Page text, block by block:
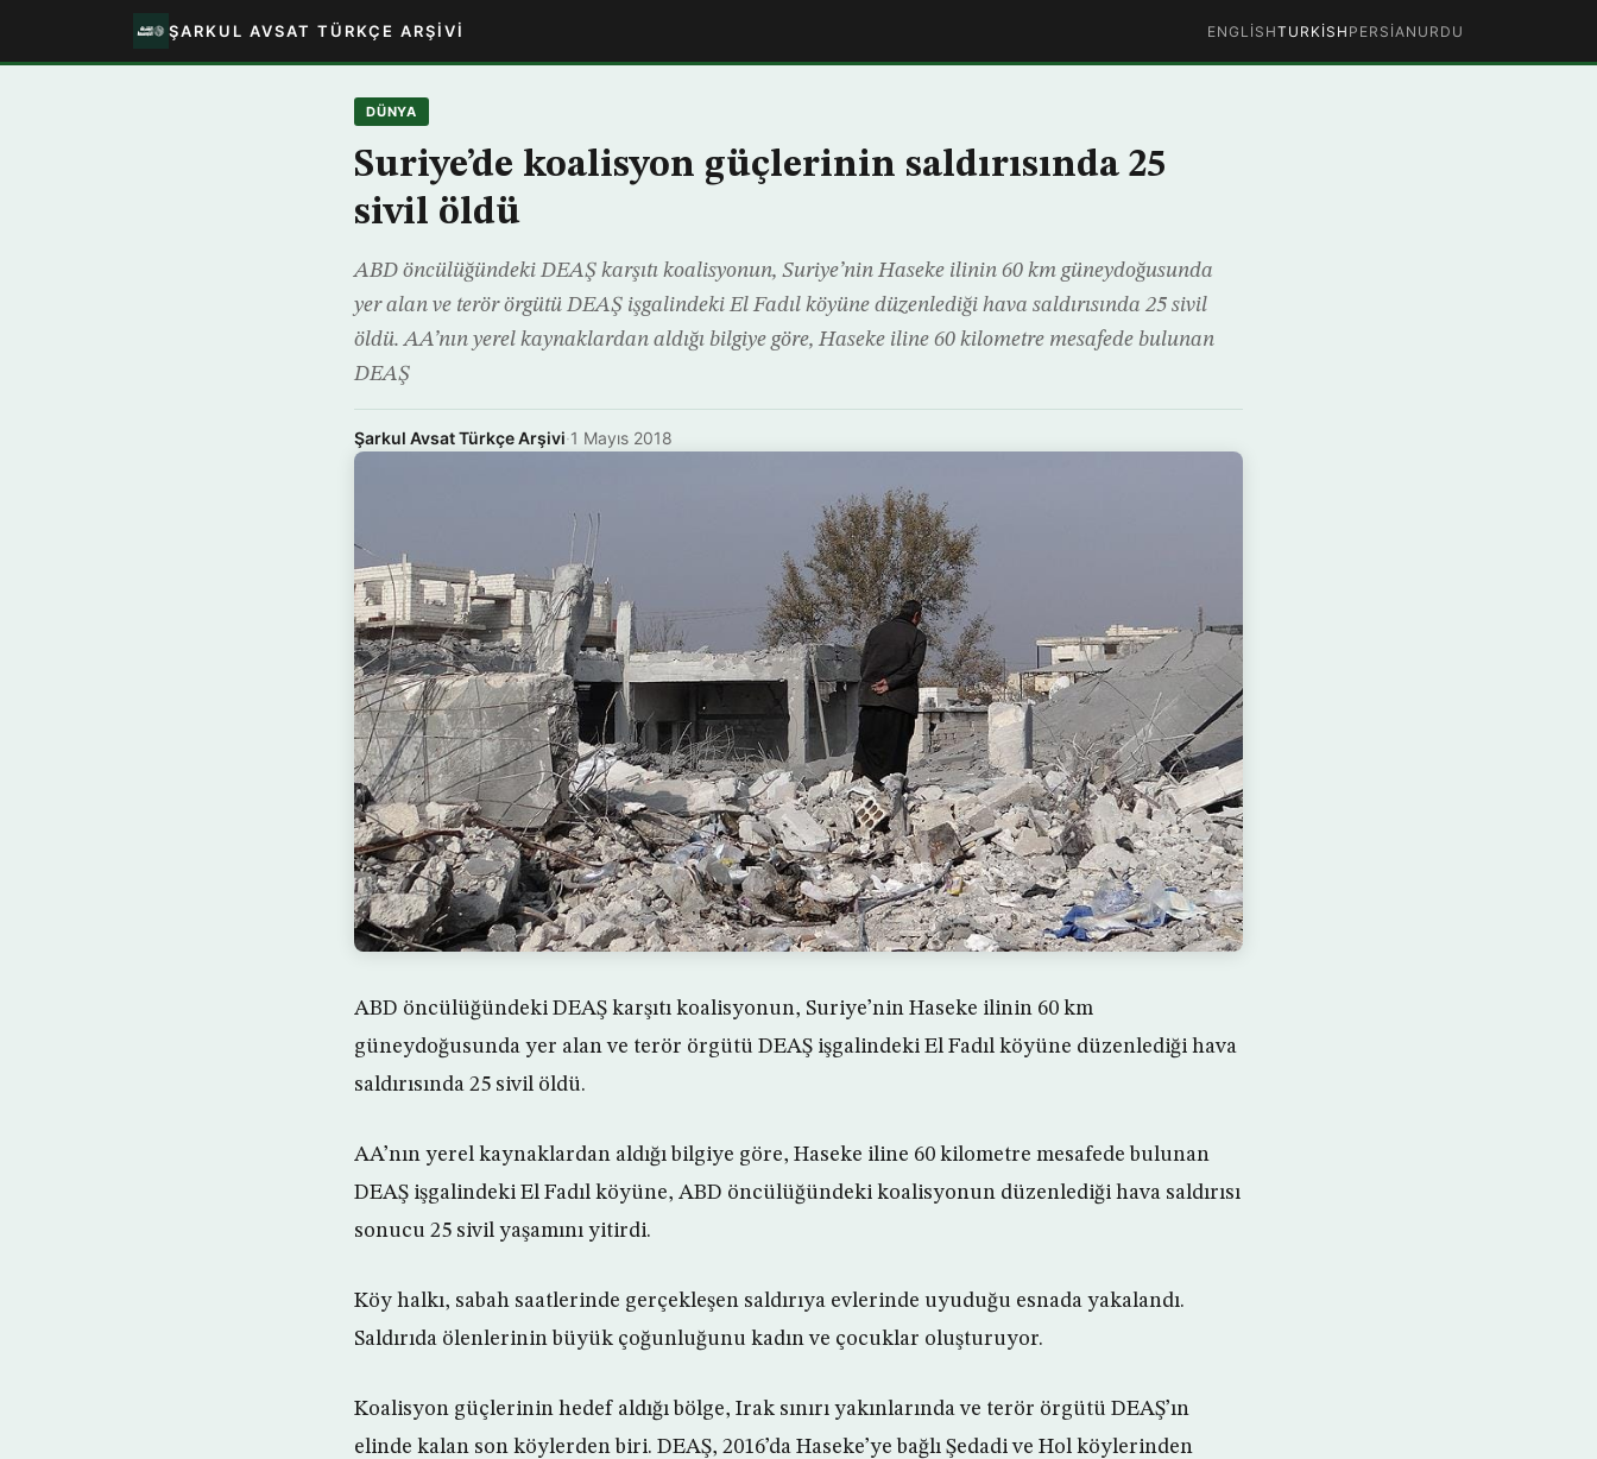
ŞARKUL AVSAT TÜRKÇE ARŞIVI ENGLISHTURKISH PERSIAN URDU
DÜNYA
Suriye’de koalisyon güçlerinin saldırısında 25
sivil öldü
ABD öncülüğündeki DEAŞ karşıtı koalisyonun, Suriye’nin Haseke ilinin 60 km güneydoğusunda
yer alan ve terör örgütü DEAŞ işgalindeki El Fadıl köyüne düzenlediği hava saldırısında 25 sivil
öldü. AA’nın yerel kaynaklardan aldığı bilgiye göre, Haseke iline 60 kilometre mesafede bulunan
DEAŞ
Şarkul Avsat Türkçe Arşivi·1 Mayıs 2018
ABD öncülüğündeki DEAŞ karşıtı koalisyonun, Suriye’nin Haseke ilinin 60 km
güneydoğusunda yer alan ve terör örgütü DEAŞ işgalindeki El Fadıl köyüne düzenlediği hava
saldırısında 25 sivil öldü.
AA’nın yerel kaynaklardan aldığı bilgiye göre, Haseke iline 60 kilometre mesafede bulunan
DEAŞ işgalindeki El Fadıl köyüne, ABD öncülüğündeki koalisyonun düzenlediği hava saldırısı
sonucu 25 sivil yaşamını yitirdi.
Köy halkı, sabah saatlerinde gerçekleşen saldırıya evlerinde uyuduğu esnada yakalandı.
Saldırıda ölenlerinin büyük çoğunluğunu kadın ve çocuklar oluşturuyor.
Koalisyon güçlerinin hedef aldığı bölge, Irak sınırı yakınlarında ve terör örgütü DEAŞ’ın
elinde kalan son köylerden biri. DEAŞ, 2016’da Haseke’ye bağlı Şedadi ve Hol köylerinden